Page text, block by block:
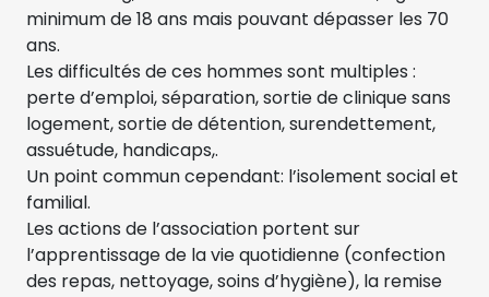
minimum de 18 ans mais pouvant dépasser les 70
ans.
Les difficultés de ces hommes sont multiples :
perte d’emploi, séparation, sortie de clinique sans
logement, sortie de détention, surendettement,
assuétude, handicaps,.
Un point commun cependant: l’isolement social et
familial.
Les actions de l’association portent sur
l’apprentissage de la vie quotidienne (confection
des repas, nettoyage, soins d’hygiène), la remise